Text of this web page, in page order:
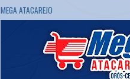
MEGA ATACAREJO